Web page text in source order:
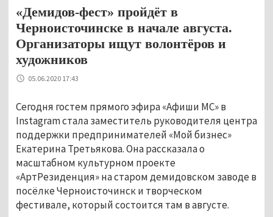
«Демидов-фест» пройдёт в
Черноисточинске в начале августа.
Организаторы ищут волонтёров и
художников
05.06.2020 17:43
Сегодня гостем прямого эфира «Афиши МС» в
Instagram стала заместитель руководителя центра
поддержки предпринимателей «Мой бизнес»
Екатерина Третьякова. Она рассказала о
масштабном культурном проекте
«АртРезиденция» на старом демидовском заводе в
посёлке Черноисточинск и творческом
фестивале, который состоится там в августе.